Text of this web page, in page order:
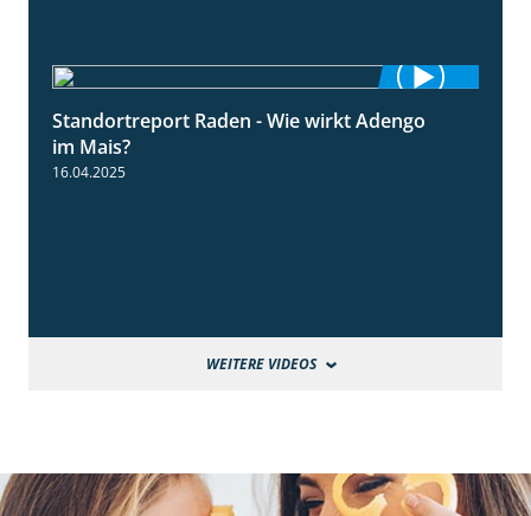
5:53
Standortreport Raden - Wie wirkt Adengo
im Mais?
16.04.2025
WEITERE VIDEOS